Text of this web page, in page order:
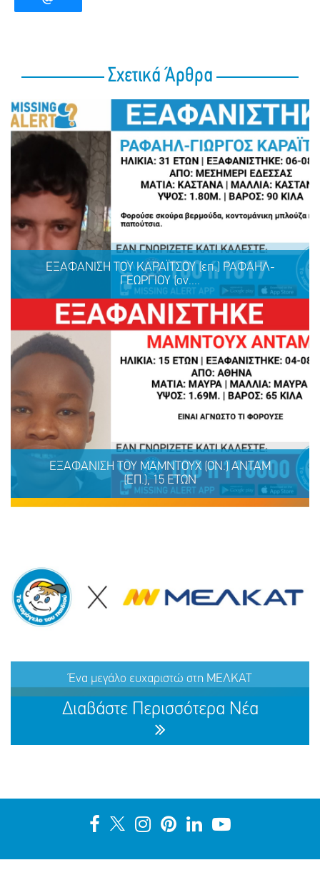
Σχετικά Άρθρα
ΕΞΑΦΑΝΙΣΗ ΤΟΥ ΚΑΡΑΪΤΣΟΥ (επ.) ΡΑΦΑΗΛ-
ΓΕΩΡΓΙΟΥ (ον....
ΕΞΑΦΑΝΙΣΗ ΤΟΥ ΚΑΡΑΪΤΣΟΥ (επ.) ΡΑΦΑΗΛ-
ΓΕΩΡΓΙΟΥ (ον.), 31 ΕΤΩΝ
ΜΟΙΡΑΣΟΥ
ΤΟ
ΔΡΑΣΕ
ΤΩΡΑ
ΕΞΑΦΑΝΙΣΗ TOY ΜΑΜΝΤΟΥΧ (ΟΝ.) ΑΝΤΑΜ
(ΕΠ.), 15 ΕΤΩΝ
ΜΟΙΡΑΣΟΥ
ΤΟ
ΔΡΑΣΕ
ΤΩΡΑ
Ένα μεγάλο ευχαριστώ στη ΜΕΛΚΑΤ
Διαβάστε Περισσότερα Νέα